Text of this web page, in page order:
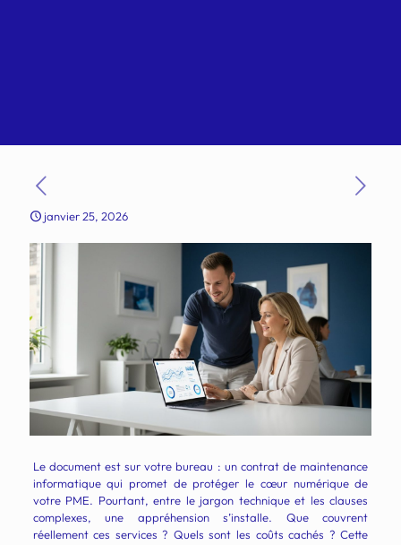
janvier 25, 2026
Le document est sur votre bureau : un contrat de maintenance
informatique qui promet de protéger le cœur numérique de
votre PME. Pourtant, entre le jargon technique et les clauses
complexes, une appréhension s’installe. Que couvrent
réellement ces services ? Quels sont les coûts cachés ? Cette